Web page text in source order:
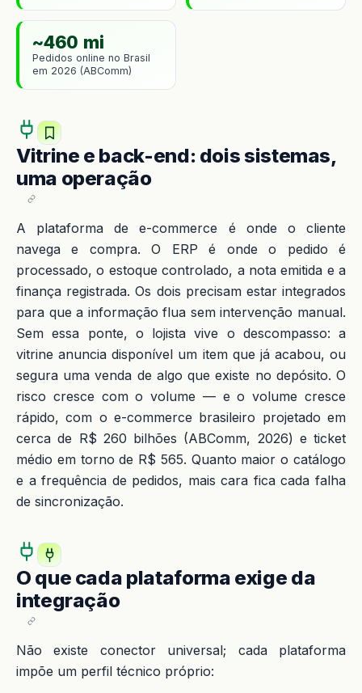
~460 mi
Pedidos online no Brasil
em 2026 (ABComm)
Vitrine e back-end: dois sistemas,
uma operação
A plataforma de e-commerce é onde o cliente
navega e compra. O ERP é onde o pedido é
processado, o estoque controlado, a nota emitida e a
finança registrada. Os dois precisam estar integrados
para que a informação flua sem intervenção manual.
Sem essa ponte, o lojista vive o descompasso: a
vitrine anuncia disponível um item que já acabou, ou
segura uma venda de algo que existe no depósito. O
risco cresce com o volume — e o volume cresce
rápido, com o e-commerce brasileiro projetado em
cerca de R$ 260 bilhões (ABComm, 2026) e ticket
médio em torno de R$ 565. Quanto maior o catálogo
e a frequência de pedidos, mais cara fica cada falha
de sincronização.
O que cada plataforma exige da
integração
Não existe conector universal; cada plataforma
impõe um perfil técnico próprio: